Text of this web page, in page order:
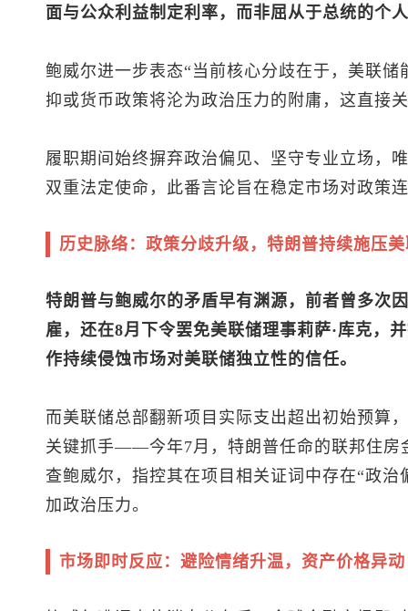
面与公众利益制定利率，而非屈从于总统的个
鲍威尔进一步表态“当前核心分歧在于，美联
抑或货币政策将沦为政治压力的附庸，这直接
履职期间始终摒弃政治偏见、坚守专业立场，
双重法定使命，此番言论旨在稳定市场对政策
历史脉络：政策分歧升级，特朗普持续施压
特朗普与鲍威尔的矛盾早有渊源，前者曾多次
雇，还在8月下令罢免美联储理事莉萨·库克，
作持续侵蚀市场对美联储独立性的信任。
而美联储总部翻新项目实际支出超出初始预算
关键抓手——今年7月，特朗普任命的联邦住房
查鲍威尔，指控其在项目相关证词中存在“政
加政治压力。
市场即时反应：避险情绪升温，资产价格异动